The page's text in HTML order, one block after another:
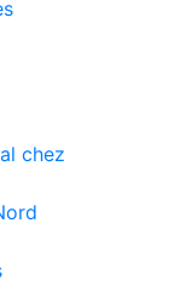
chez